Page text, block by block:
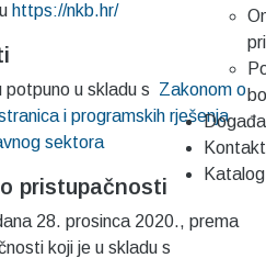
Kontakt
Katalog
https://nkb.hr/
u skladu s Zakonom o
i programskih rješenja
sektora
pristupačnosti
28. prosinca 2020., prema
koji je u skladu s